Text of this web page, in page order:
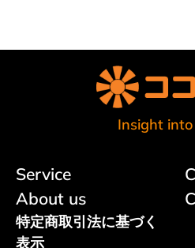
Insight into
Service
About us
特定商取引法に基づく
表示